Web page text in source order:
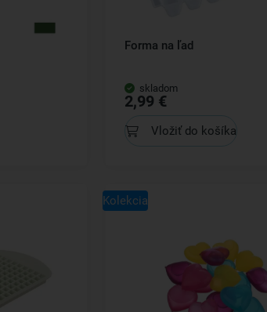
Forma na ľad
skladom
2,99 €
Vložiť do košíka
Kolekcia